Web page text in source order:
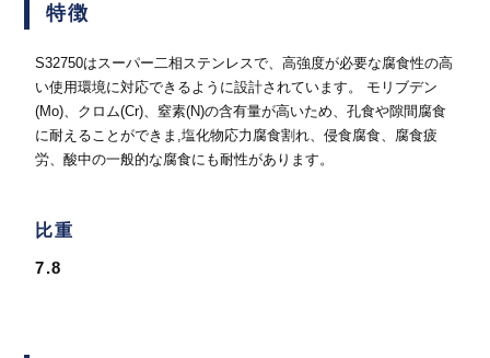
特徴
S32750はスーパー二相ステンレスで、高強度が必要な腐食性の高
い使用環境に対応できるように設計されています。 モリブデン
(Mo)、クロム(Cr)、窒素(N)の含有量が高いため、孔食や隙間腐食
に耐えることができま,塩化物応力腐食割れ、侵食腐食、腐食疲
労、酸中の一般的な腐食にも耐性があります。
比重
7.8